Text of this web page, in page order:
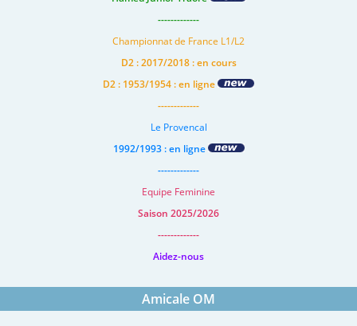
-------------
Championnat de France L1/L2
D2 : 2017/2018 : en cours
D2 : 1953/1954 : en ligne
-------------
Le Provencal
1992/1993 : en ligne
-------------
Equipe Feminine
Saison 2025/2026
-------------
Aidez-nous
Amicale OM